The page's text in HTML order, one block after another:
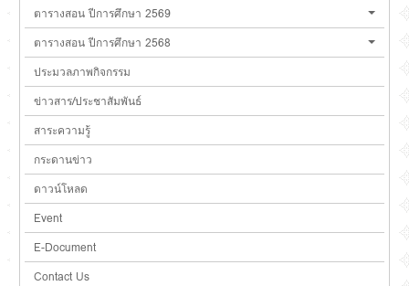
ตารางสอน ปีการศึกษา 2569
ตารางสอน ปีการศึกษา 2568
ประมวลภาพกิจกรรม
ข่าวสาร/ประชาสัมพันธ์
สาระความรู้
กระดานข่าว
ดาวน์โหลด
Event
E-Document
Contact Us